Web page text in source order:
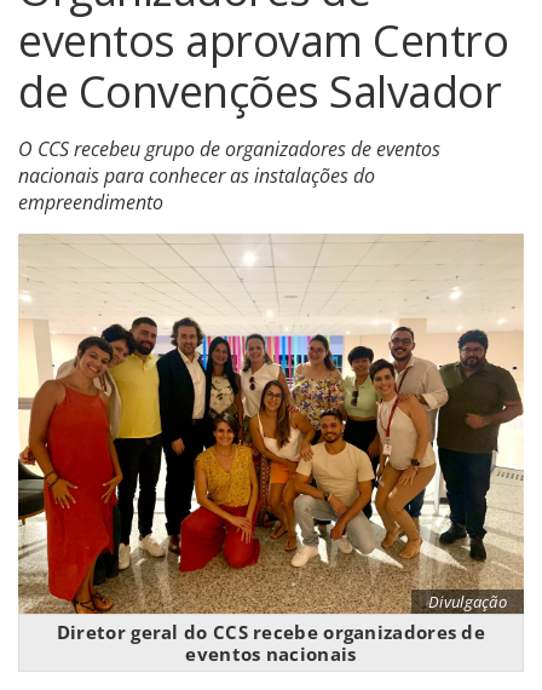
eventos aprovam Centro
de Convenções Salvador
O CCS recebeu grupo de organizadores de eventos
nacionais para conhecer as instalações do
empreendimento
Divulgação
Diretor geral do CCS recebe organizadores de
eventos nacionais